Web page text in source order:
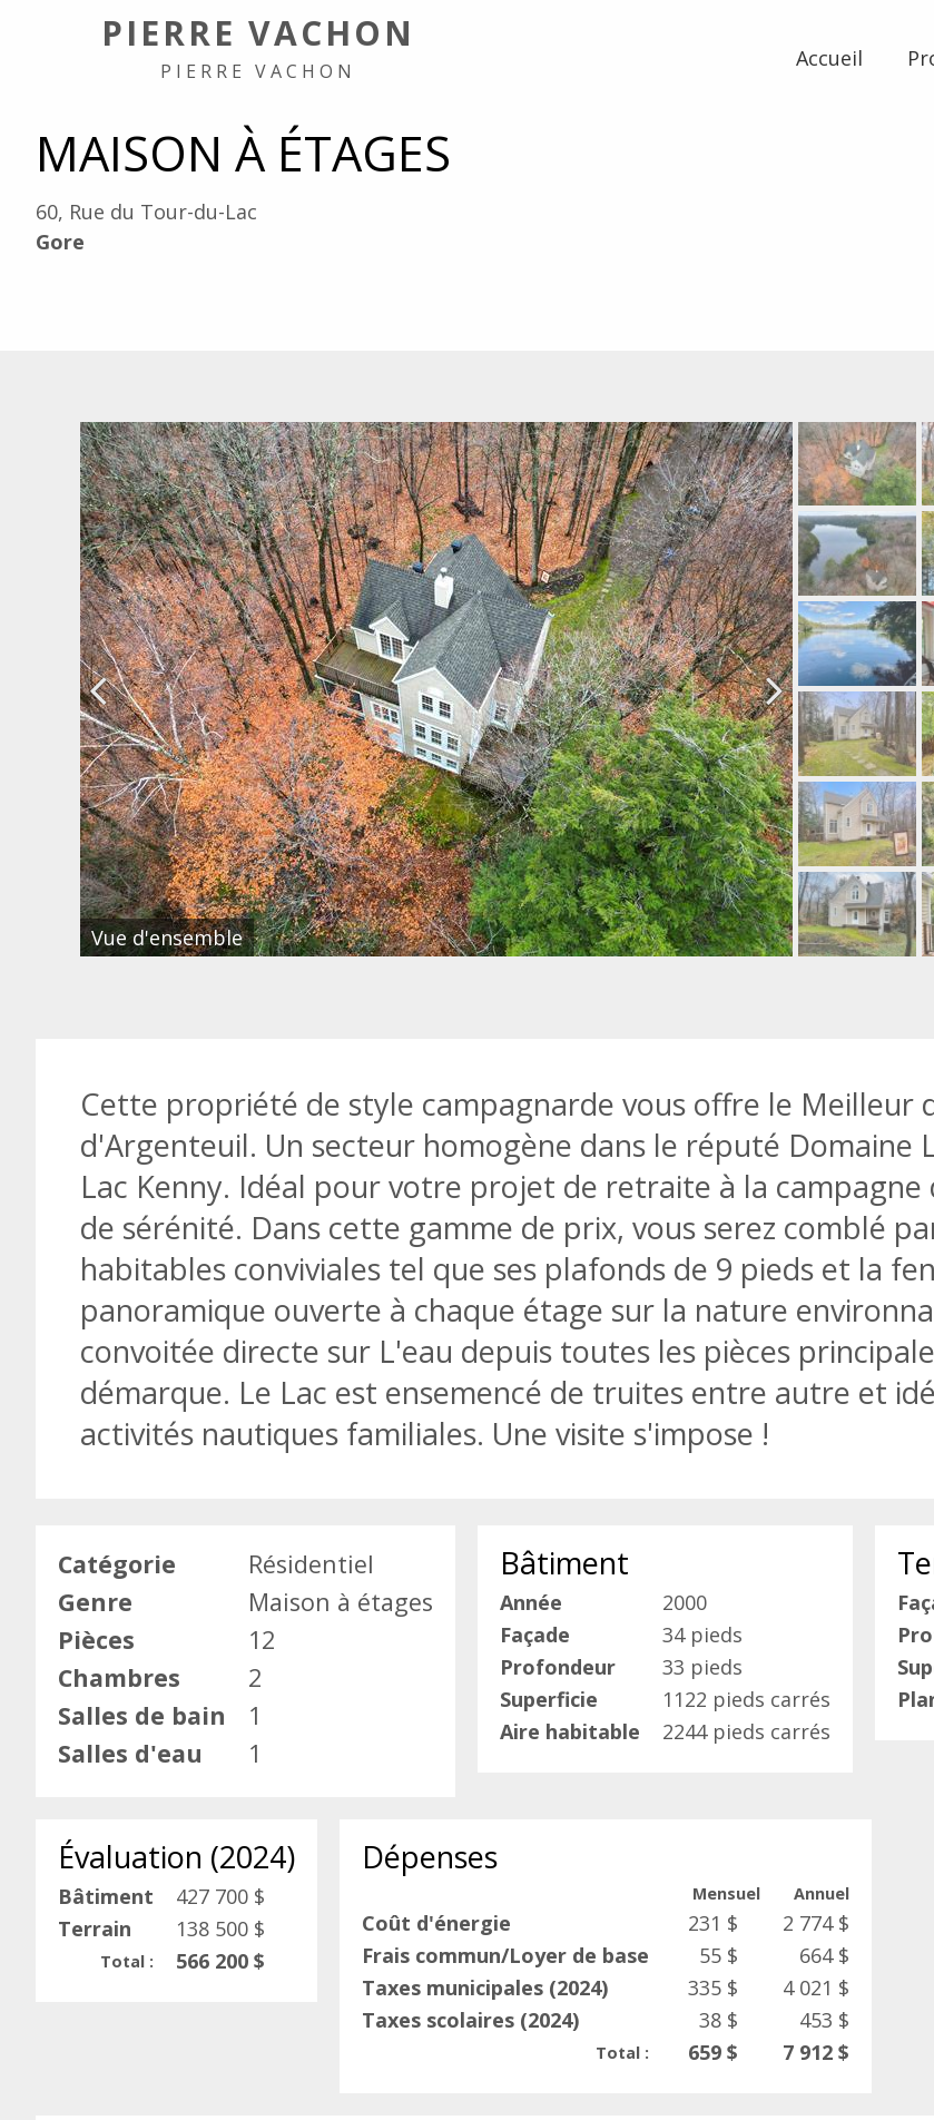
PIERRE VACHON
PIERRE VACHON
Accueil
MAISON À ÉTAGES
60, Rue du Tour-du-Lac
Gore
Vue d'ensemble
Cette propriété de style campagnarde vous offre le Meilleur
d'Argenteuil. Un secteur homogène dans le réputé Domaine
Lac Kenny. Idéal pour votre projet de retraite à la campagne
de sérénité. Dans cette gamme de prix, vous serez comblé
habitables conviviales tel que ses plafonds de 9 pieds et la
panoramique ouverte à chaque étage sur la nature
convoitée directe sur L'eau depuis toutes les pièces
démarque. Le Lac est ensemencé de truites entre autre et
activités nautiques familiales. Une visite s'impose !
Catégorie
Résidentiel
Genre
Maison à étages
Pièces
12
Chambres
2
Salles de bain
1
Salles d'eau
1
Bâtiment
Année
2000
Façade
34 pieds
Profondeur
33 pieds
Superficie
1122 pieds carrés
Aire habitable
2244 pieds carrés
Évaluation (2024)
Bâtiment
427 700 $
Terrain
138 500 $
Total : 566 200 $
Dépenses
Mensuel Annuel
Coût d'énergie 231 $
2 774 $
Frais commun/Loyer de base
55 $
664 $
Taxes municipales (2024)
335 $
4 021 $
Taxes scolaires (2024)
38 $ 453 $
Total : 659 $ 7 912 $